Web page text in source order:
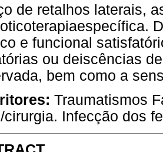
de retalhos laterais,
e funcional
ou deiscências
bem como a
Traumatismos
cirurgia. Infecção dos